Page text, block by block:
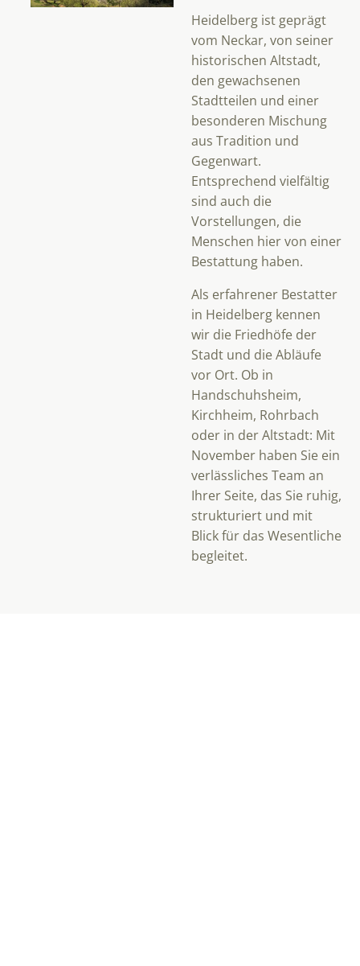
Heidelberg ist geprägt
vom Neckar, von seiner
historischen Altstadt,
den gewachsenen
Stadtteilen und einer
besonderen Mischung
aus Tradition und
Gegenwart.
Entsprechend vielfältig
sind auch die
Vorstellungen, die
Menschen hier von einer
Bestattung haben.
Als erfahrener Bestatter
in Heidelberg kennen
wir die Friedhöfe der
Stadt und die Abläufe
vor Ort. Ob in
Handschuhsheim,
Kirchheim, Rohrbach
oder in der Altstadt: Mit
November haben Sie ein
verlässliches Team an
Ihrer Seite, das Sie ruhig,
strukturiert und mit
Blick für das Wesentliche
begleitet.